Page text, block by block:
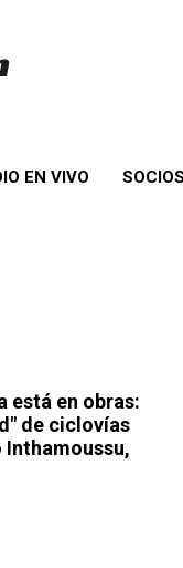
EN VIVO
está en obras:
de ciclovías
Inthamoussu,